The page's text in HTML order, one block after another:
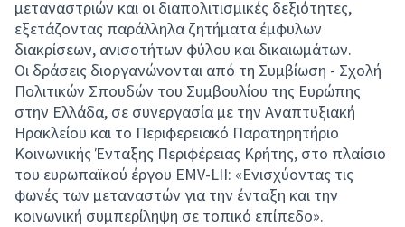
μεταναστριών και οι διαπολιτισμικές δεξιότητες,
εξετάζοντας παράλληλα ζητήματα έμφυλων
διακρίσεων, ανισοτήτων φύλου και δικαιωμάτων.
Οι δράσεις διοργανώνονται από τη Συμβίωση - Σχολή
Πολιτικών Σπουδών του Συμβουλίου της Ευρώπης
στην Ελλάδα, σε συνεργασία με την Αναπτυξιακή
Ηρακλείου και το Περιφερειακό Παρατηρητήριο
Κοινωνικής Ένταξης Περιφέρειας Κρήτης, στο πλαίσιο
του ευρωπαϊκού έργου EMV-LII: «Ενισχύοντας τις
φωνές των μεταναστών για την ένταξη και την
κοινωνική συμπερίληψη σε τοπικό επίπεδο».